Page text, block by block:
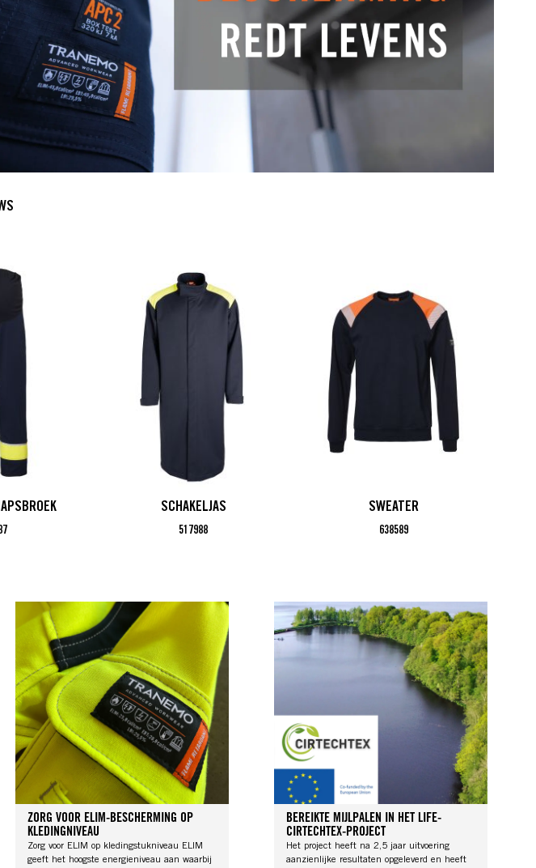
SCHAKELJAS
517988
SWEATER
638589
ZORG VOOR ELIM-BESCHERMING OP
KLEDINGNIVEAU
Zorg voor ELIM op kledingstukniveau ELIM
geeft het hoogste energieniveau aan waarbij
BEREIKTE MIJLPALEN IN HET LIFE-
CIRTECHTEX-PROJECT
Het project heeft na 2,5 jaar uitvoering
aanzienlijke resultaten opgeleverd en heeft